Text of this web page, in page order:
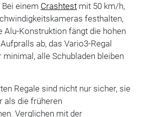
einem Crashtestmit 50 km/h,
festhalten,
Alu-Konstruktion fängt die hohen
ab, das Vario3-Regal
alle Schubladen bleiben
Regale sind nicht nur sicher, sie
als die früheren
Verglichen mit der